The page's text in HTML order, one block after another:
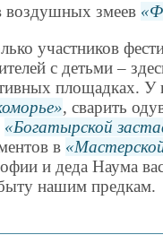
воздушных змеев
участников
с детьми –
площадках. У
, сварить
Богатырской
в
и деда Наума
нашим предкам.